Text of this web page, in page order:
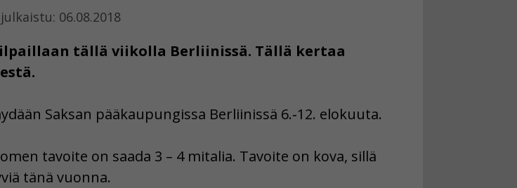
06.08.2018
tällä viikolla Berliinissä. Tällä kertaa
Saksan pääkaupungissa Berliinissä 6.‑12. elokuuta.
tavoite on saada 3 – 4 mitalia. Tavoite on kova, sillä
tänä vuonna.